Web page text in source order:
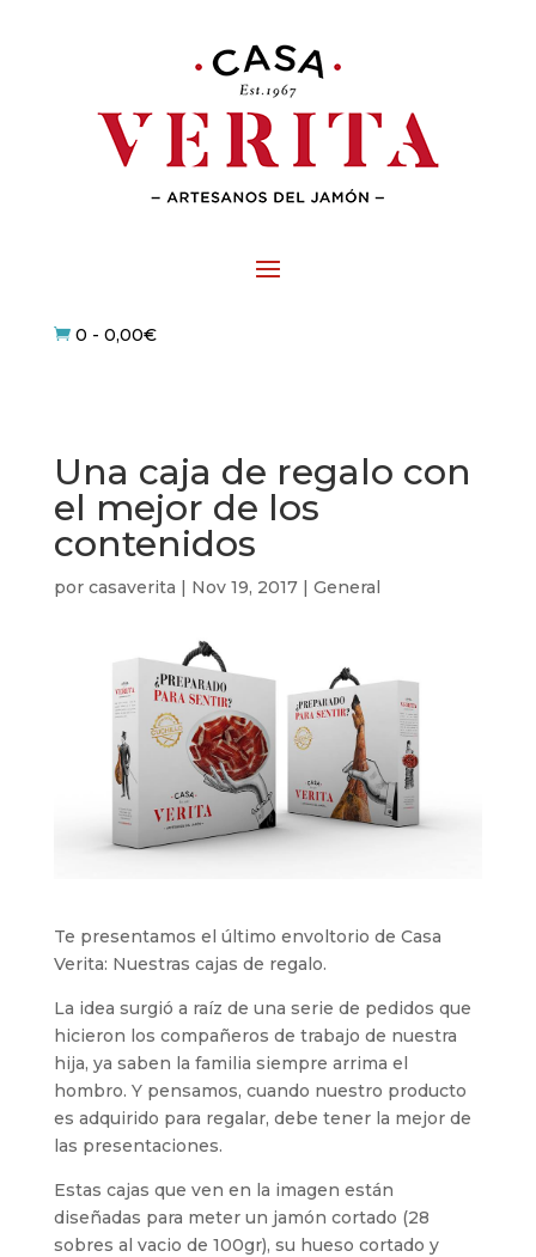
 0 - 0,00€
Una caja de regalo con
el mejor de los
contenidos
por casaverita | Nov 19, 2017| General
Te presentamos el último envoltorio de Casa
Verita: Nuestras cajas de regalo.
La idea surgió a raíz de una serie de pedidos que
hicieron los compañeros de trabajo de nuestra
hija, ya saben la familia siempre arrima el
hombro. Y pensamos, cuando nuestro producto
es adquirido para regalar, debe tener la mejor de
las presentaciones.
Estas cajas que ven en la imagen están
diseñadas para meter un jamón cortado (28
sobres al vacio de 100gr), su hueso cortado y